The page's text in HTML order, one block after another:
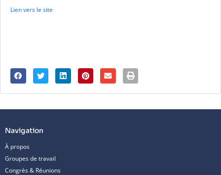
Lien vers le site
Navigation
À propos
Groupes de travail
Congrès & Réunions